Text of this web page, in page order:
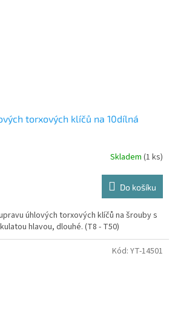
torxových klíčů na 10dílná
Skladem (1 ks)
Do košíku
úhlových torxových klíčů na šrouby s
hlavou, dlouhé. (T8 - T50)
Kód: YT-14501